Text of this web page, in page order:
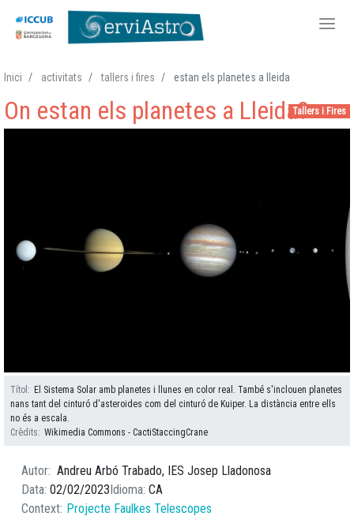
contingut
Inici activitats tallers i fires estan els planetes a lleida
Tallers i Fires
On estan els planetes a Lleida?
Títol
El Sistema Solar amb planetes i llunes en color real. També s'inclouen planetes
nans tant del cinturó d'asteroides com del cinturó de Kuiper. La distància entre ells
no és a escala.
Crèdits
Wikimedia Commons - CactiStaccingCrane
Autor Andreu Arbó Trabado, IES Josep Lladonosa
Data 02/02/2023Idioma CA
Context Projecte Faulkes Telescopes